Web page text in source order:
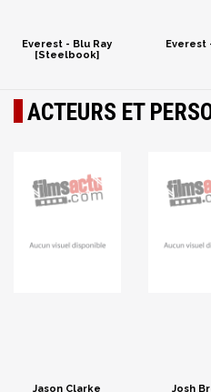
Everest - Blu Ray
[Steelbook]
Everest
ACTEURS ET
Jason Clarke Josh